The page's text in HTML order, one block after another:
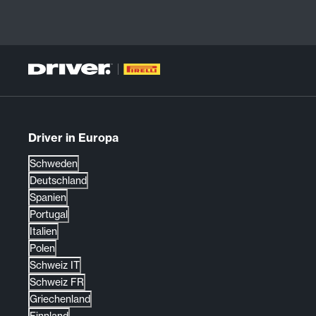
Driver in Europa
Schweden
Deutschland
Spanien
Portugal
Italien
Polen
Schweiz IT
Schweiz FR
Griechenland